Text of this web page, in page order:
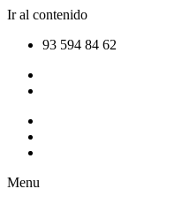
Ir al contenido
93 594 84 62
Menu